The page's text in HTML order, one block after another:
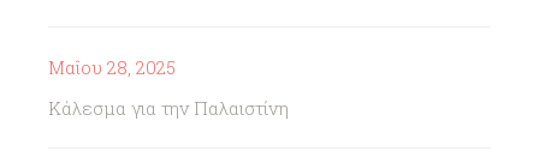
Μαΐου 28, 2025
Κάλεσμα για την Παλαιστίνη